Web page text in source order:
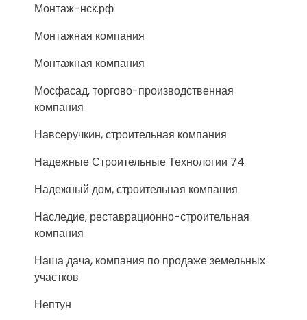
Монтаж-нск.рф
Монтажная компания
Монтажная компания
Мосфасад, торгово-производственная
компания
Навсеручкин, строительная компания
Надежные Строительные Технологии 74
Надежный дом, строительная компания
Наследие, реставрационно-строительная
компания
Наша дача, компания по продаже земельных
участков
Нептун